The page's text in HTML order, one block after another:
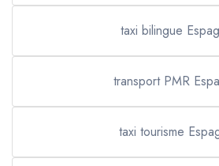
taxi bilingue
transport PMR
taxi tourisme